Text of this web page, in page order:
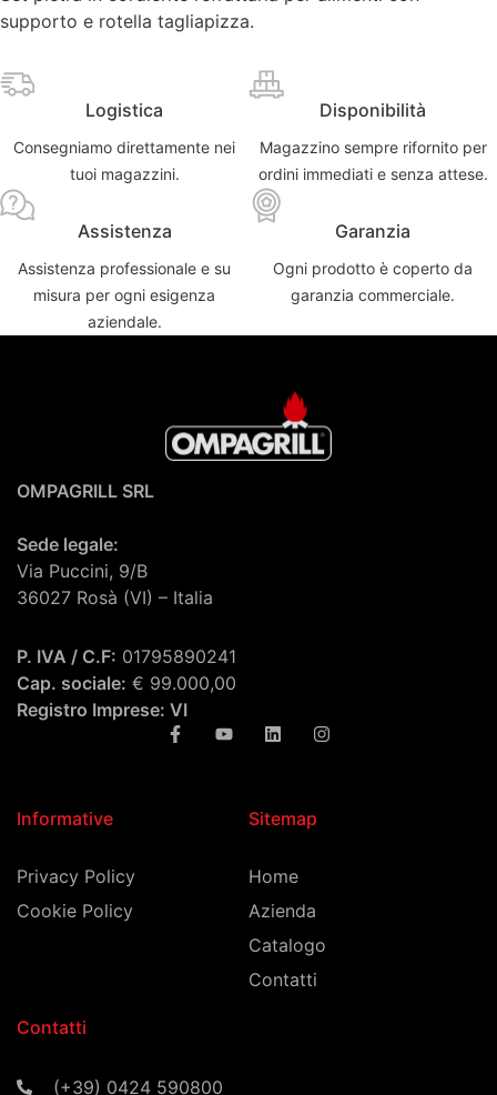
supporto e rotella tagliapizza.
Logistica
Consegniamo direttamente nei
tuoi magazzini.
Disponibilità
Magazzino sempre rifornito per
ordini immediati e senza attese.
Assistenza
Assistenza professionale e su
misura per ogni esigenza
aziendale.
Garanzia
Ogni prodotto è coperto da
garanzia commerciale.
OMPAGRILL SRL
Sede legale:
Via Puccini, 9/B
36027 Rosà (VI) – Italia
P. IVA / C.F: 01795890241
Cap. sociale: € 99.000,00
Registro Imprese: VI
Informative
Privacy Policy
Cookie Policy
Sitemap
Home
Azienda
Catalogo
Contatti
Contatti
(+39) 0424 590800